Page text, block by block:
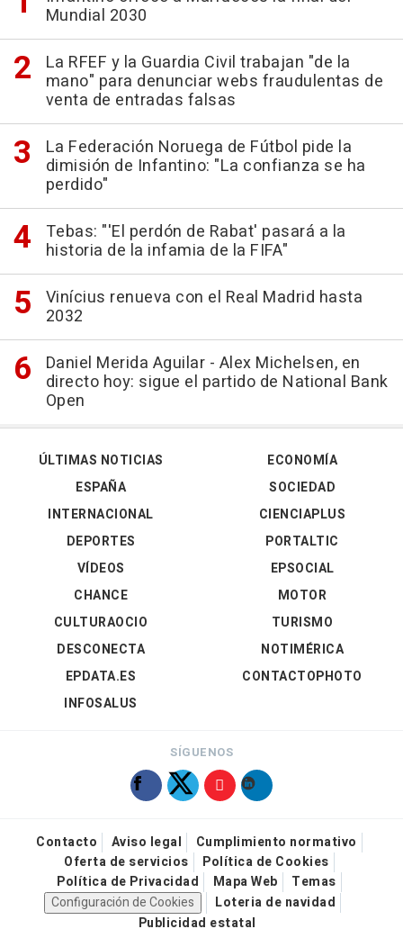
Mundial 2030
La RFEF y la Guardia Civil trabajan "de la
mano" para denunciar webs fraudulentas de
venta de entradas falsas
La Federación Noruega de Fútbol pide la
dimisión de Infantino: "La confianza se ha
perdido"
Tebas: "'El perdón de Rabat' pasará a la
historia de la infamia de la FIFA"
Vinícius renueva con el Real Madrid hasta
2032
Daniel Merida Aguilar - Alex Michelsen, en
directo hoy: sigue el partido de National Bank
Open
ÚLTIMAS NOTICIAS
ESPAÑA
INTERNACIONAL
DEPORTES
VÍDEOS
ECONOMÍA
SOCIEDAD
CIENCIAPLUS
PORTALTIC
EPSOCIAL
CHANCE
CULTURAOCIO
DESCONECTA
EPDATA.ES
INFOSALUS
MOTOR
TURISMO
NOTIMÉRICA
CONTACTOPHOTO
SÍGUENOS
Contacto Aviso legal
Cumplimiento normativo
Oferta de servicios
Política de Cookies
Política de Privacidad
Mapa Web
Temas
Configuración de Cookies
Loteria de navidad
Publicidad estatal